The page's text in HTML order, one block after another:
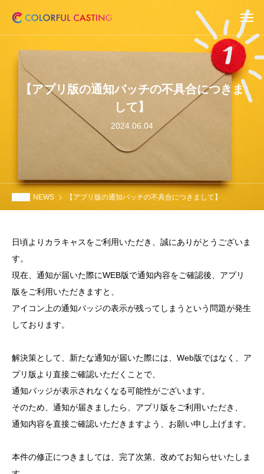
【アプリ版の通知バッチの不具合につきま
して】
2024.06.04
NEWS 【アプリ版の通知バッチの不具合につきまして】
日頃よりカラキャスをご利用いただき、誠にありがとうございま
す。
現在、通知が届いた際にWEB版で通知内容をご確認後、アプリ
版をご利用いただきますと、
アイコン上の通知バッジの表示が残ってしまうという問題が発生
しております。
解決策として、新たな通知が届いた際には、Web版ではなく、ア
プリ版より直接ご確認いただくことで、
通知バッジが表示されなくなる可能性がございます。
そのため、通知が届きましたら、アプリ版をご利用いただき、
通知内容を直接ご確認いただきますよう、お願い申し上げます。
本件の修正につきましては、完了次第、改めてお知らせいたしま